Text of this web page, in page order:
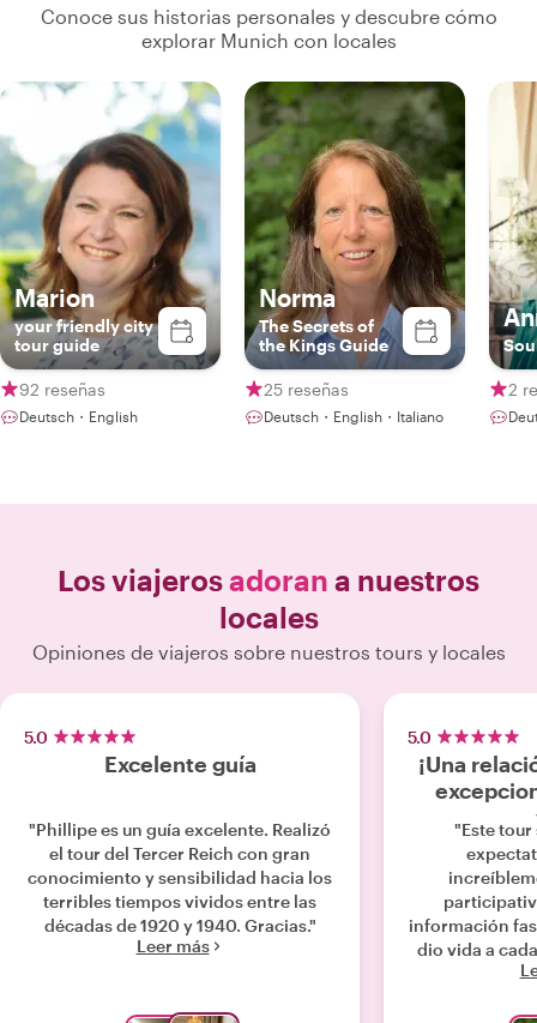
Conoce sus historias personales y descubre cómo
explorar Munich con locales
Marion
your friendly city
tour guide
92 reseñas
Deutsch・English
Norma
The Secrets of
the Kings Guide
25 reseñas
Deutsch・English・Italiano
2
Los viajerosadoran a nuestros
locales
Opiniones de viajeros sobre nuestros tours y locales
5.0
Excelente guía
"Phillipe es un guía excelente. Realizó
el tour del Tercer Reich con gran
conocimiento y sensibilidad hacia los
terribles tiempos vividos entre las
décadas de 1920 y 1940. Gracias."
Leer más
5.0
¡Una
"Este tour
información
dio vida a
impresionó